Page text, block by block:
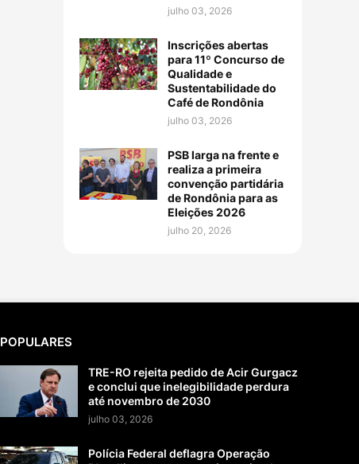
julho 03, 2026
Inscrições abertas
para 11º Concurso de
Qualidade e
Sustentabilidade do
Café de Rondônia
julho 03, 2026
PSB larga na frente e
realiza a primeira
convenção partidária
de Rondônia para as
Eleições 2026
julho 20, 2026
POPULARES
TRE-RO rejeita pedido de Acir Gurgacz
e conclui que inelegibilidade perdura
até novembro de 2030
julho 03, 2026
Polícia Federal deflagra Operação